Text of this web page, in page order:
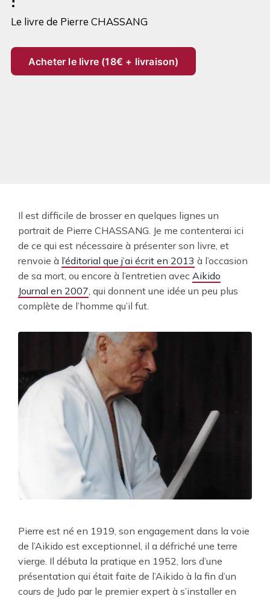
Le livre de Pierre CHASSANG
Acheter le livre (18€ + livraison)
Il est difficile de brosser en quelques lignes un
portrait de Pierre CHASSANG. Je me contenterai ici
de ce qui est nécessaire à présenter son livre, et
renvoie à l’éditorial que j’ai écrit en 2013 à l’occasion
de sa mort, ou encore à l’entretien avec Aikido
Journal en 2007 , qui donnent une idée un peu plus
complète de l’homme qu’il fut.
Pierre est né en 1919, son engagement dans la voie
de l’Aikido est exceptionnel, il a défriché une terre
vierge. Il débuta la pratique en 1952, lors d’une
présentation qui était faite de l’Aikido à la fin d’un
cours de Judo par le premier expert à s’installer en